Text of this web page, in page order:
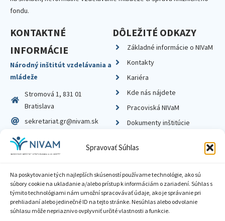
Spravovať Súhlas
Na poskytovanie tých najlepších skúseností používame technológie, ako sú
súbory cookie na ukladanie a/alebo prístup k informáciám o zariadení. Súhlas s
týmito technológiami nám umožní spracovávať údaje, ako je správanie pri
prehliadaní alebo jedinečné ID na tejto stránke. Nesúhlas alebo odvolanie
súhlasu môže nepriaznivo ovplyvniť určité vlastnosti a funkcie.
fondu.
KONTAKTNÉ
INFORMÁCIE
Národný inštitút vzdelávania a
mládeže
Stromová 1, 831 01
Bratislava
sekretariat.gr@nivam.sk
IČO: 00164348
DIČ: 2020798714
DÔLEŽITÉ ODKAZY
Základné informácie o NIVaM
Kontakty
Kariéra
Kde nás nájdete
Pracoviská NIVaM
Dokumenty inštitúcie
Zásady ochrany súkromia